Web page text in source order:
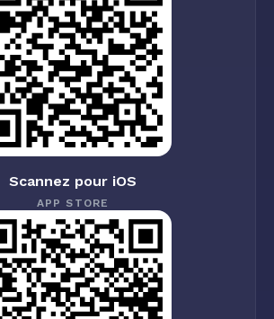
Scannez pour iOS
APP STORE